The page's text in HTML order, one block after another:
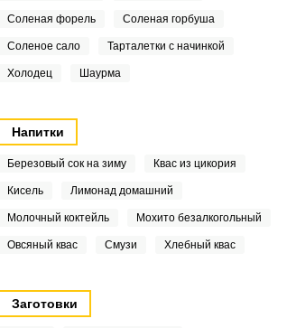
Соленая форель Соленая горбуша
Соленое сало Тарталетки с начинкой
Холодец Шаурма
Напитки
Березовый сок на зиму Квас из цикория
Кисель Лимонад домашний
Молочный коктейль Мохито безалкогольный
Овсяный квас Смузи Хлебный квас
Заготовки